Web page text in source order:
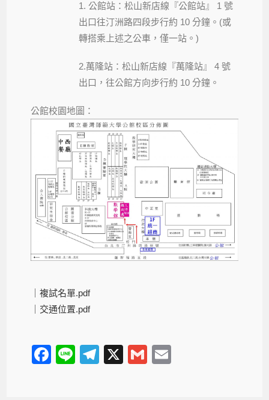
1. 公館站：松山新店線『公館站』 1 號
出口往汀洲路四段步行約 10 分鐘。(或
轉搭乘上述之公車，僅一站。)
2.萬隆站：松山新店線『萬隆站』 4 號
出口，往公館方向步行約 10 分鐘。
公館校園地圖：
｜複試名單.pdf
交通位置.pdf
F
Li
T
X
G